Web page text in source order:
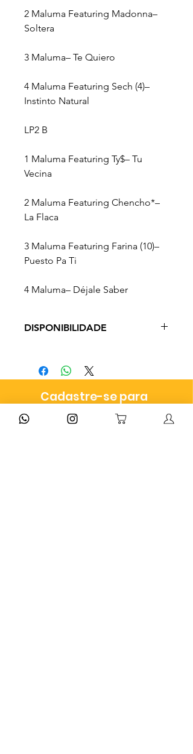
2 Maluma Featuring Madonna–
Soltera
3 Maluma– Te Quiero
4 Maluma Featuring Sech (4)–
Instinto Natural
LP2 B
1 Maluma Featuring Ty$– Tu
Vecina
2 Maluma Featuring Chencho*–
La Flaca
3 Maluma Featuring Farina (10)–
Puesto Pa Ti
4 Maluma– Déjale Saber
DISPONIBILIDADE
úteis a depender do frete
escolhido no momento do
checkout.
Cadastre-se para
receber dicas e ofertas
exclusivas!